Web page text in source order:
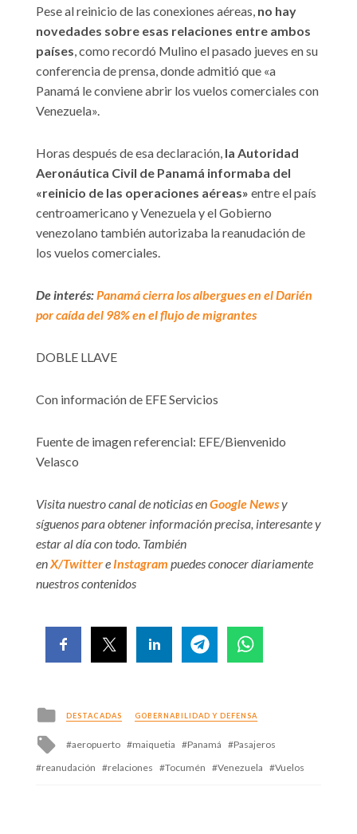
Pese al reinicio de las conexiones aéreas, no hay
novedades sobre esas relaciones entre ambos
países, como recordó Mulino el pasado jueves en su
conferencia de prensa, donde admitió que «a
Panamá le conviene abrir los vuelos comerciales con
Venezuela».
Horas después de esa declaración, la Autoridad
Aeronáutica Civil de Panamá informaba del
«reinicio de las operaciones aéreas» entre el país
centroamericano y Venezuela y el Gobierno
venezolano también autorizaba la reanudación de
los vuelos comerciales.
De interés:Panamá cierra los albergues en el Darién
por caída del 98% en el flujo de migrantes
DOBLE LLAVE
Con información de EFE Servicios
Fuente de imagen referencial: EFE/Bienvenido
Velasco
Visita nuestro canal de noticias enGoogle Newsy
síguenos para obtener información precisa, interesante y
estar al día con todo. También
enX/Twittere Instagram puedes conocer diariamente
nuestros contenidos
Posted
in
DESTACADAS GOBERNABILIDAD Y DEFENSA
Tagged
aeropuerto maiquetia Panamá
Pasajeros
reanudación
relaciones Tocumén Venezuela Vuelos